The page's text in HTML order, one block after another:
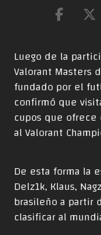
Luego de la
Valorant Masters
fundado por el
confirmó que
cupos que ofrece
al Valorant
De esta forma la
Delz1k, Klaus,
brasileño a partir
clasificar al